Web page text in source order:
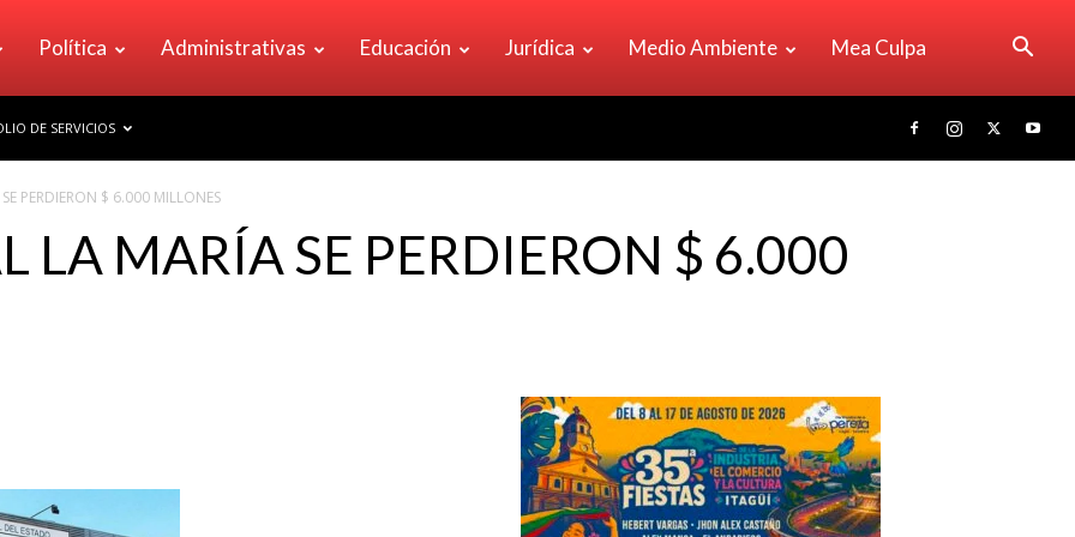
Política Administrativas Educación Jurídica Medio Ambiente Mea Culpa
DE SERVICIOS
PERDIERON $ 6.000 MILLONES
LA MARÍA SE PERDIERON $ 6.000